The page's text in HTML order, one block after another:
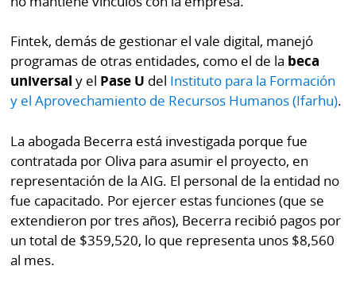
Fintek, demás de gestionar el vale digital, manejó
programas de otras entidades, como el de la beca
universal y el Pase U del Instituto para la Formación
y el Aprovechamiento de Recursos Humanos (Ifarhu).
La abogada Becerra está investigada porque fue
contratada por Oliva para asumir el proyecto, en
representación de la AIG. El personal de la entidad no
fue capacitado. Por ejercer estas funciones (que se
extendieron por tres años), Becerra recibió pagos por
un total de $359,520, lo que representa unos $8,560
al mes.